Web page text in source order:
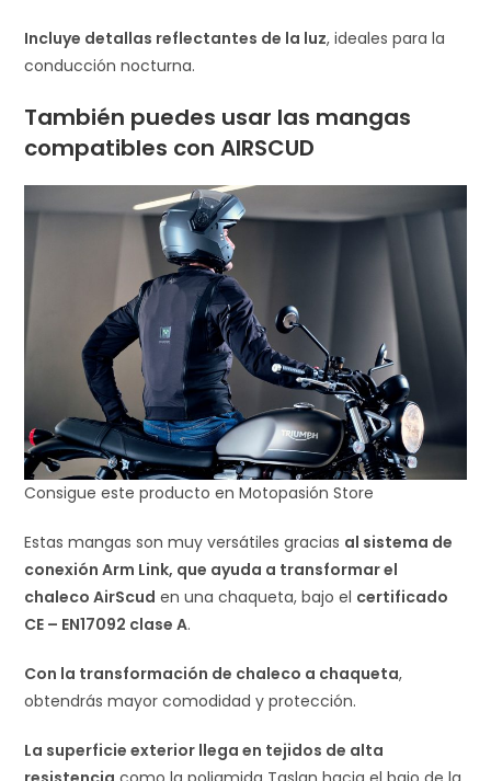
Incluye detallas reflectantes de la luz, ideales para la
conducción nocturna.
También puedes usar las mangas
compatibles con AIRSCUD
Consigue este producto en Motopasión Store
Estas mangas son muy versátiles gracias al sistema de
conexión Arm Link, que ayuda a transformar el
chaleco AirScud en una chaqueta, bajo el certificado
CE – EN17092 clase A.
Con la transformación de chaleco a chaqueta,
obtendrás mayor comodidad y protección.
La superficie exterior llega en tejidos de alta